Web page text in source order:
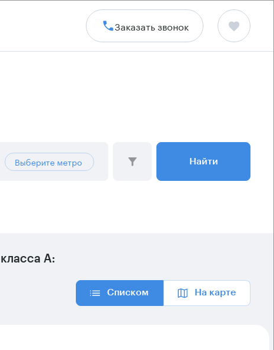
Заказать звонок
Выберите метро Найти
А:
Списком На карте